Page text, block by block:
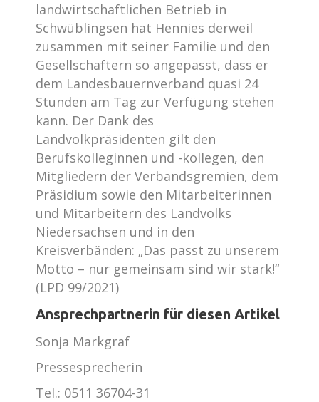
landwirtschaftlichen Betrieb in
Schwüblingsen hat Hennies derweil
zusammen mit seiner Familie und den
Gesellschaftern so angepasst, dass er
dem Landesbauernverband quasi 24
Stunden am Tag zur Verfügung stehen
kann. Der Dank des
Landvolkpräsidenten gilt den
Berufskolleginnen und -kollegen, den
Mitgliedern der Verbandsgremien, dem
Präsidium sowie den Mitarbeiterinnen
und Mitarbeitern des Landvolks
Niedersachsen und in den
Kreisverbänden: „Das passt zu unserem
Motto – nur gemeinsam sind wir stark!“
(LPD 99/2021)
Ansprechpartnerin für diesen Artikel
Sonja Markgraf
Pressesprecherin
Tel.: 0511 36704-31